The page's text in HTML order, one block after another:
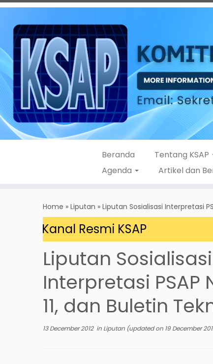
Beranda Tentang KSAP
Agenda
Artikel dan
Home » Liputan » Liputan Sosialisasi Interpretasi
di Kanal Resmi KSAP
Liputan
Interpretasi PSAP
11, dan Buletin
13 December 2012in Liputan (updated on 19 December